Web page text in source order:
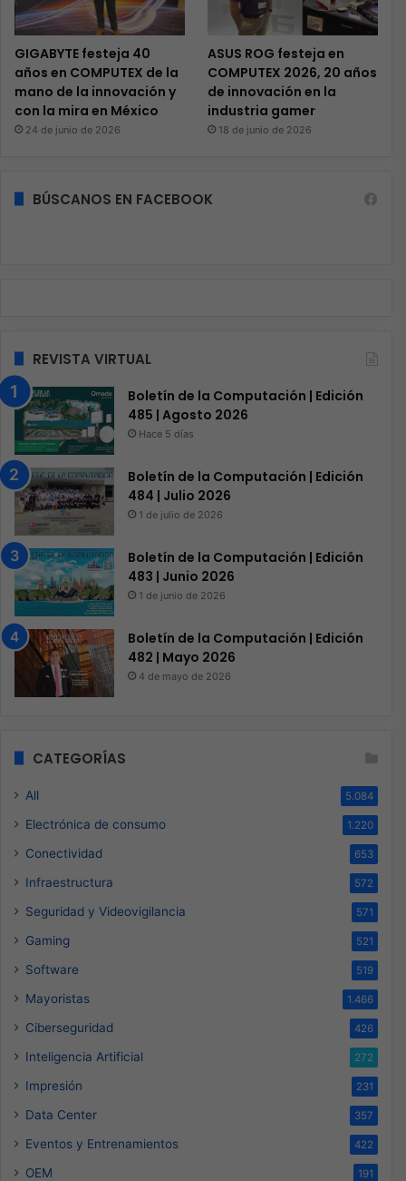
GIGABYTE festeja 40
años en COMPUTEX de la
mano de la innovación y
con la mira en México
24 de junio de 2026
ASUS ROG festeja en
COMPUTEX 2026, 20 años
de innovación en la
industria gamer
18 de junio de 2026
BÚSCANOS EN FACEBOOK
REVISTA VIRTUAL
Boletín de la Computación | Edición
485 | Agosto 2026
Hace 5 días
Boletín de la Computación | Edición
484 | Julio 2026
1 de julio de 2026
Boletín de la Computación | Edición
483 | Junio 2026
1 de junio de 2026
Boletín de la Computación | Edición
482 | Mayo 2026
4 de mayo de 2026
CATEGORÍAS
All 5.084
Electrónica de consumo 1.220
Conectividad 653
Infraestructura 572
Seguridad y Videovigilancia 571
Gaming 521
Software 519
Mayoristas 1.466
Ciberseguridad 426
Inteligencia Artificial 272
Impresión 231
Data Center 357
Eventos y Entrenamientos 422
OEM 191